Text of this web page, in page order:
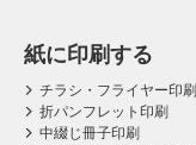
紙に印刷する
チラシ・フライヤー印刷
折パンフレット印刷
中綴じ冊子印刷